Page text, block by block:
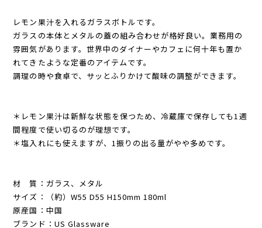
レモン果汁を入れるガラスボトルです。
ガラスの本体とメタルの蓋の組み合わせが格好良い。業務用の
雰囲気があります。世界中のダイナーやカフェに何十年も置か
れてきたような定番のアイテムです。
調理の時や食卓で、サッとふりかけて酸味の調整ができます。
＊レモン果汁は新鮮な状態を保つため、冷蔵庫で保存しても1週
間程度で使い切るのが理想です。
＊塩入れにも使えますが、1振りの出る量がやや多めです。
材 質：ガラス、メタル
サイズ：（約）W55 D55 H150mm 180ml
原産国：中国
ブランド：US Glassware